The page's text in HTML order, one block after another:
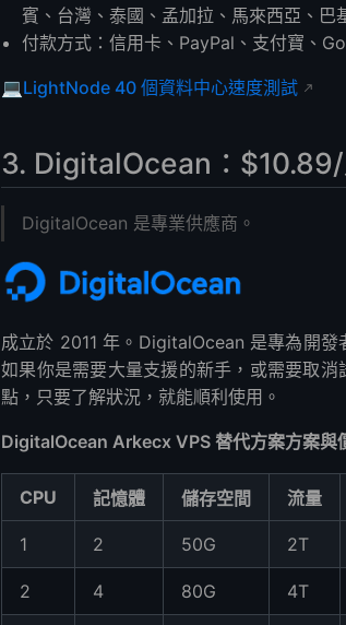
賓、台灣、泰國、孟加拉、馬來西亞、
付款方式：信用卡、PayPal、支付寶、
💻 LightNode 40 個資料中心速度測試
3. DigitalOcean：$10.89/
DigitalOcean 是專業供應商。
成立於 2011 年。DigitalOcean 是專為開發
如果你是需要大量支援的新手，或需要取
點，只要了解狀況，就能順利使用。
DigitalOcean Arkecx VPS 替代方案方案與
CPU 記憶體 儲存空間 流量
1 2 50G 2T
2 4 80G 4T